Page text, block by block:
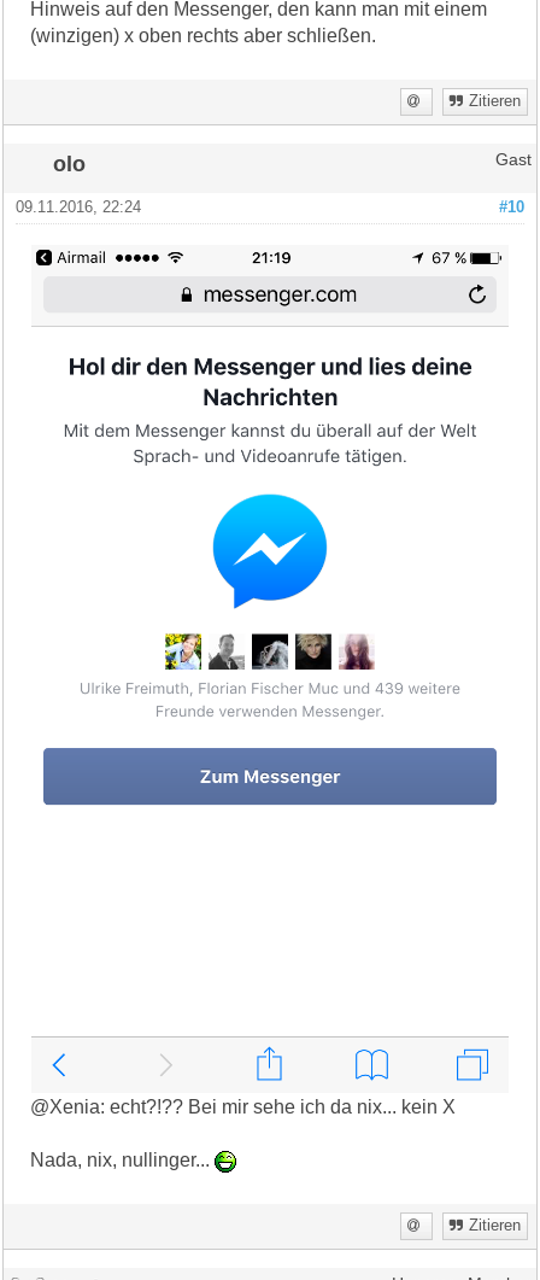
Hinweis auf den Messenger, den kann man mit einem
(winzigen) x oben rechts aber schließen.
Zitieren
olo Gast
#10
09.11.2016, 22:24
@Xenia: echt?!?? Bei mir sehe ich da nix... kein X
Nada, nix, nullinger...
Zitieren